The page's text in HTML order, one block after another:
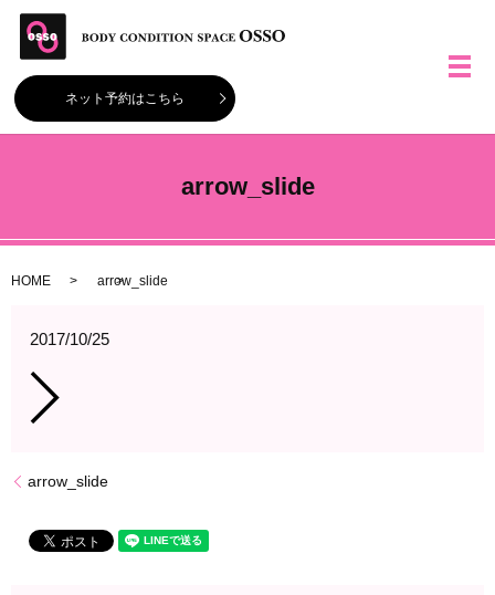
ネット予約はこちら
メ
arrow_slide
HOME arrow_slide
2017/10/25
arrow_slide